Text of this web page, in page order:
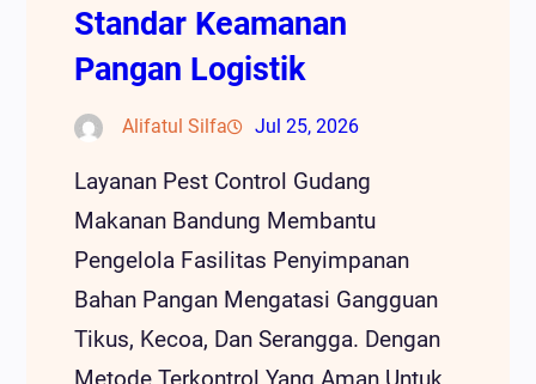
Standar Keamanan
Pangan Logistik
Alifatul Silfa Jul 25, 2026
Layanan Pest Control Gudang
Makanan Bandung Membantu
Pengelola Fasilitas Penyimpanan
Bahan Pangan Mengatasi Gangguan
Tikus, Kecoa, Dan Serangga. Dengan